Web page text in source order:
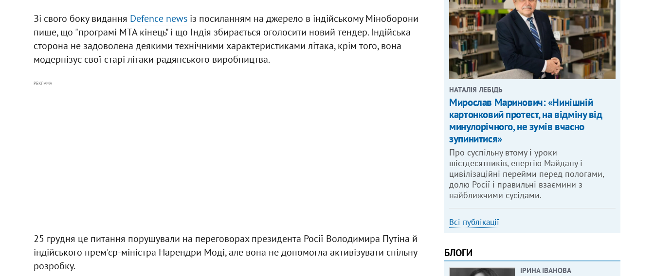
Зі свого боку видання Defence newsіз посиланням на джерело в індійському Міноборони
пише, що "програмі МТА кінець" і що Індія збирається оголосити новий тендер. Індійська
сторона не задоволена деякими технічними характеристиками літака, крім того, вона
модернізує свої старі літаки радянського виробництва.
РЕКЛАМА
25 грудня це питання порушували на переговорах президента Росії Володимира Путіна й
індійського прем'єр-міністра Нарендри Моді, але вона не допомогла активізувати спільну
розробку.
НАТАЛІЯ ЛЕБІДЬ
Мирослав Маринович: «Нинішній
картонковий протест, на відміну від
минулорічного, не зумів вчасно
зупинитися»
Про суспільну втому і уроки
шістдесятників, енергію Майдану і
цивілізаційні перейми перед пологами,
долю Росії і правильні взаємини з
найближчими сусідами.
Всі публікації
БЛОГИ
ІРИНА ІВАНОВА